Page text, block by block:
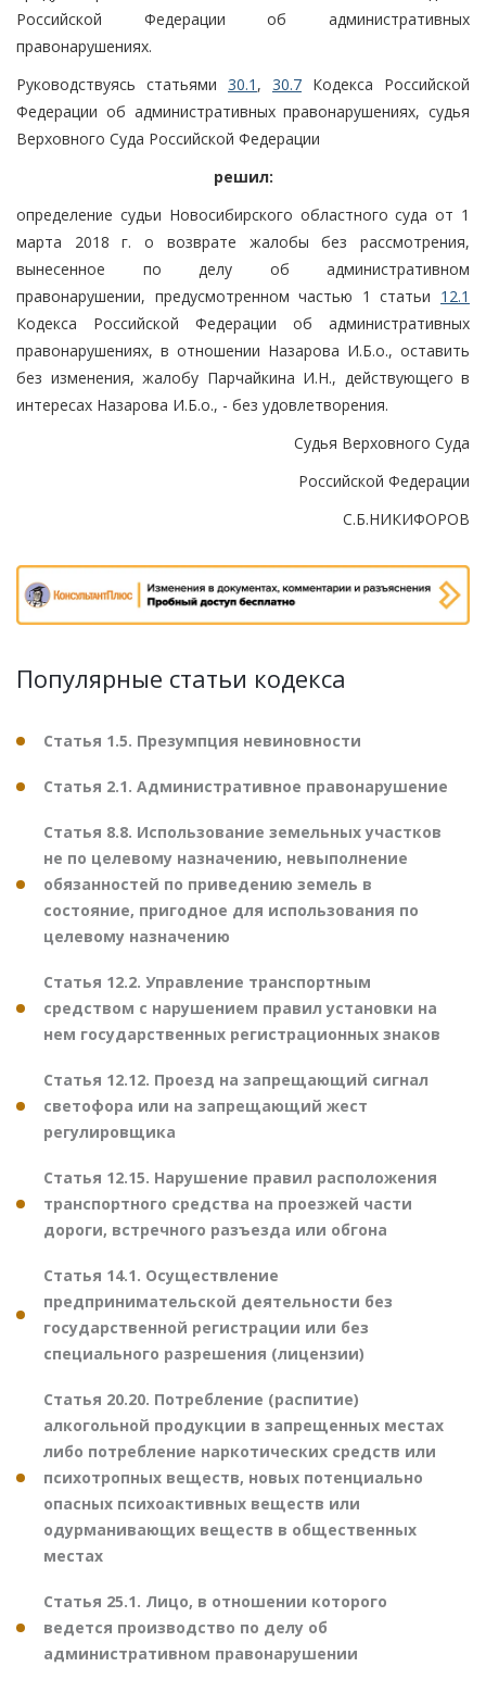
Российской Федерации об административных
правонарушениях.
Руководствуясь статьями 30.1 , 30.7 Кодекса Российской
Федерации об административных правонарушениях, судья
Верховного Суда Российской Федерации
решил:
определение судьи Новосибирского областного суда от 1
марта 2018 г. о возврате жалобы без рассмотрения,
вынесенное по делу об административном
правонарушении, предусмотренном частью 1 статьи 12.1
Кодекса Российской Федерации об административных
правонарушениях, в отношении Назарова И.Б.о., оставить
без изменения, жалобу Парчайкина И.Н., действующего в
интересах Назарова И.Б.о., - без удовлетворения.
Судья Верховного Суда
Российской Федерации
С.Б.НИКИФОРОВ
Популярные статьи кодекса
Статья 1.5. Презумпция невиновности
Статья 2.1. Административное правонарушение
Статья 8.8. Использование земельных участков
не по целевому назначению, невыполнение
обязанностей по приведению земель в
состояние, пригодное для использования по
целевому назначению
Статья 12.2. Управление транспортным
средством с нарушением правил установки на
нем государственных регистрационных знаков
Статья 12.12. Проезд на запрещающий сигнал
светофора или на запрещающий жест
регулировщика
Статья 12.15. Нарушение правил расположения
транспортного средства на проезжей части
дороги, встречного разъезда или обгона
Статья 14.1. Осуществление
предпринимательской деятельности без
государственной регистрации или без
специального разрешения (лицензии)
Статья 20.20. Потребление (распитие)
алкогольной продукции в запрещенных местах
либо потребление наркотических средств или
психотропных веществ, новых потенциально
опасных психоактивных веществ или
одурманивающих веществ в общественных
местах
Статья 25.1. Лицо, в отношении которого
ведется производство по делу об
административном правонарушении